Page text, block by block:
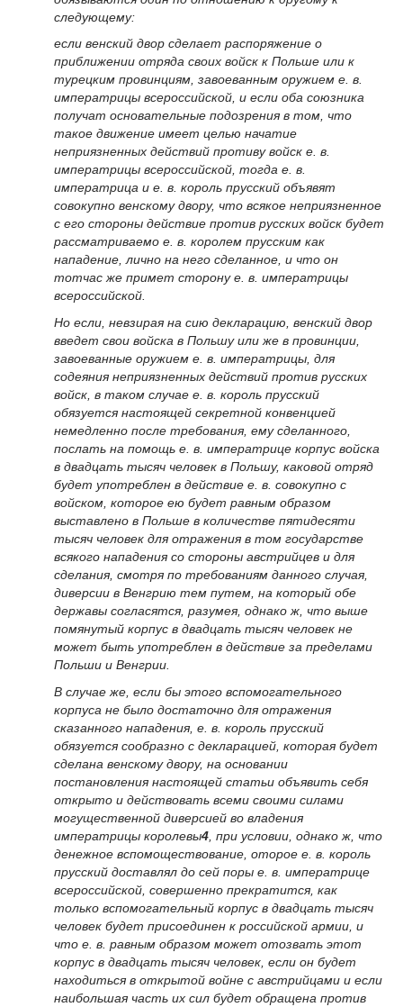
следующему:
если венский двор сделает распоряжение о
приближении отряда своих войск к Польше или к
турецким провинциям, завоеванным оружием е. в.
императрицы всероссийской, и если оба союзника
получат основательные подозрения в том, что
такое движение имеет целью начатие
неприязненных действий противу войск е. в.
императрицы всероссийской, тогда е. в.
императрица и е. в. король прусский объявят
совокупно венскому двору, что всякое неприязненное
с его стороны действие против русских войск будет
рассматриваемо е. в. королем прусским как
нападение, лично на него сделанное, и что он
тотчас же примет сторону е. в. императрицы
всероссийской.
Но если, невзирая на сию декларацию, венский двор
введет свои войска в Польшу или же в провинции,
завоеванные оружием е. в. императрицы, для
содеяния неприязненных действий против русских
войск, в таком случае е. в. король прусский
обязуется настоящей секретной конвенцией
немедленно после требования, ему сделанного,
послать на помощь е. в. императрице корпус войска
в двадцать тысяч человек в Польшу, каковой отряд
будет употреблен в действие е. в. совокупно с
войском, которое ею будет равным образом
выставлено в Польше в количестве пятидесяти
тысяч человек для отражения в том государстве
всякого нападения со стороны австрийцев и для
сделания, смотря по требованиям данного случая,
диверсии в Венгрию тем путем, на который обе
державы согласятся, разумея, однако ж, что выше
помянутый корпус в двадцать тысяч человек не
может быть употреблен в действие за пределами
Польши и Венгрии.
В случае же, если бы этого вспомогательного
корпуса не было достаточно для отражения
сказанного нападения, е. в. король прусский
обязуется сообразно с декларацией, которая будет
сделана венскому двору, на основании
постановления настоящей статьи объявить себя
открыто и действовать всеми своими силами
могущественной диверсией во владения
императрицы королевы4 , при условии, однако ж, что
денежное вспомоществование, оторое е. в. король
прусский доставлял до сей поры е. в. императрице
всероссийской, совершенно прекратится, как
только вспомогательный корпус в двадцать тысяч
человек будет присоединен к российской армии, и
что е. в. равным образом может отозвать этот
корпус в двадцать тысяч человек, если он будет
находиться в открытой войне с австрийцами и если
наибольшая часть их сил будет обращена против